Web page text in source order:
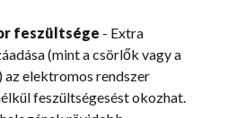
feszültsége - Extra
(mint a csörlők vagy a
az elektromos rendszer
feszültségesést okozhat.